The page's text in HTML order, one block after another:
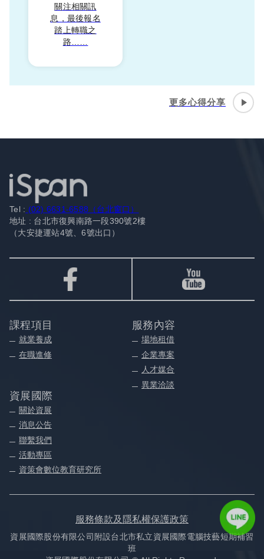
關注相關訊
息，最後報名
踏上轉職之
路……
更多心得分享
Tel : (02) 6631-6588（台北窗口）
地址 : 台北市復興南路一段390號2樓
（大安捷運站4號、6號出口）
課程項目
就業養成
在職進修
服務內容
場地租借
企業專案
人才媒合
異業洽談
資展國際
關於資展
消息公告
聯繫我們
活動專區
資策會數位教育研究所
服務條款及隱私權保護政策
資展國際股份有限公司附設台北市私立資展國際電腦技藝短期補習
班